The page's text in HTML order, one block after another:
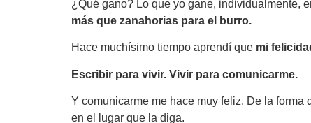
¿Qué gano? Lo que yo gane, individualmente,
más que zanahorias para el burro.
Hace muchísimo tiempo aprendí que mi
Escribir para vivir. Vivir para comunicarme.
Y comunicarme me hace muy feliz. De la
en el lugar que la diga.